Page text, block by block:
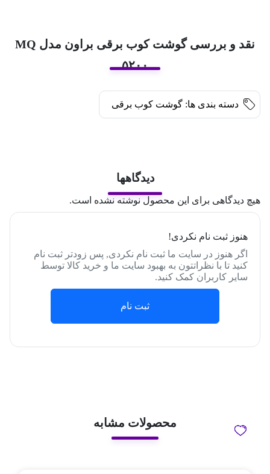
نقد و بررسی گوشت کوب برقی براون مدل MQ
۵۲۰۰
دسته بندی ها: گوشت کوب برقی
دیدگاهها
هیچ دیدگاهی برای این محصول نوشته نشده است.
هنوز ثبت نام نکردی!
اگر هنوز در سایت ما ثبت نام نکردی, پس زودتر ثبت نام
کنید تا با نظراتتون به بهبود سایت ما و خرید کالا توسط
سایر کاربران کمک کنید.
ثبت نام
محصولات مشابه